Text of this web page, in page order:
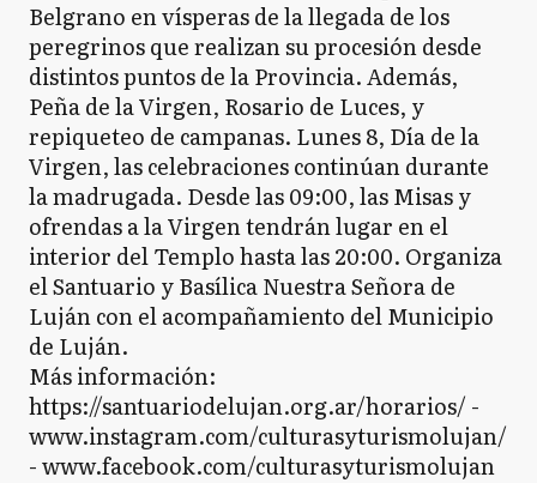
Belgrano en vísperas de la llegada de los
peregrinos que realizan su procesión desde
distintos puntos de la Provincia. Además,
Peña de la Virgen, Rosario de Luces, y
repiqueteo de campanas. Lunes 8, Día de la
Virgen, las celebraciones continúan durante
la madrugada. Desde las 09:00, las Misas y
ofrendas a la Virgen tendrán lugar en el
interior del Templo hasta las 20:00. Organiza
el Santuario y Basílica Nuestra Señora de
Luján con el acompañamiento del Municipio
de Luján.
Más información:
https://santuariodelujan.org.ar/horarios/ -
www.instagram.com/culturasyturismolujan/
- www.facebook.com/culturasyturismolujan